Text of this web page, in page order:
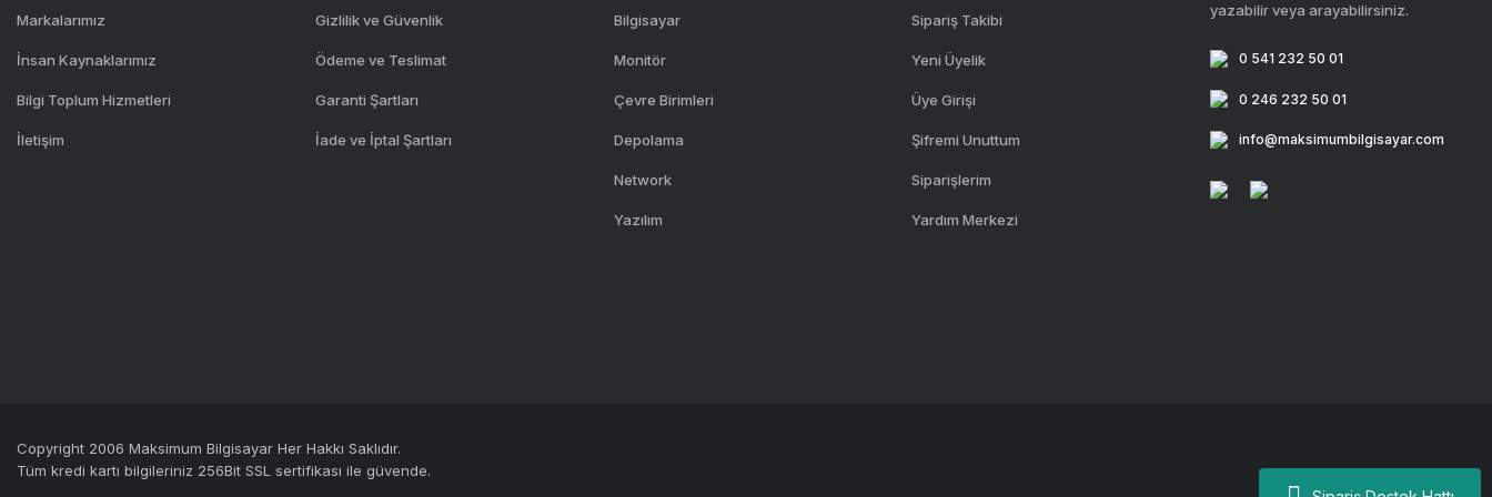
Markalarımız
İnsan Kaynaklarımız
Bilgi Toplum Hizmetleri
İletişim
Gizlilik ve Güvenlik
Ödeme ve Teslimat
Garanti Şartları
İade ve İptal Şartları
Bilgisayar
Monitör
Çevre Birimleri
Depolama
Network
Yazılım
Sipariş Takibi
Yeni Üyelik
Üye Girişi
Şifremi Unuttum
Siparişlerim
Yardım Merkezi
yazabilir veya arayabilirsiniz.
0 541 232 50 01
0 246 232 50 01
info@maksimumbilgisayar.com
Copyright 2006 Maksimum Bilgisayar Her Hakkı Saklıdır.
Tüm kredi kartı bilgileriniz 256Bit SSL sertifikası ile güvende.